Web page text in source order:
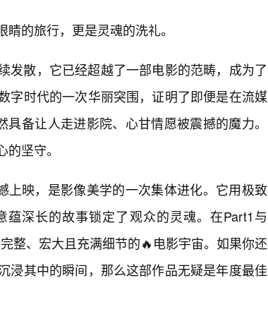
的旅行，更是灵魂的洗礼。
发散，它已经超越了一部电影的范畴，成为了
字时代的一次华丽突围，证明了即便是在流媒
备让人走进影院、心甘情愿被震撼的魔力。
坚守。
上映，是影像美学的一次集体进化。它用极致
深长的故事锁定了观众的灵魂。在Part1与
整、宏大且充满细节的🔥电影宇宙。如果你还
浸其中的瞬间，那么这部作品无疑是年度最佳